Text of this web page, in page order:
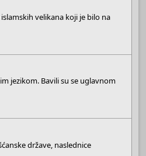
velikana koji je bilo na
jezikom. Bavili su se uglavnom
države, naslednice